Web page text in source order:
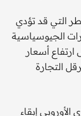
التي قد تؤدي
الجيوسياسية
أسعار
التجارة
إبقاء